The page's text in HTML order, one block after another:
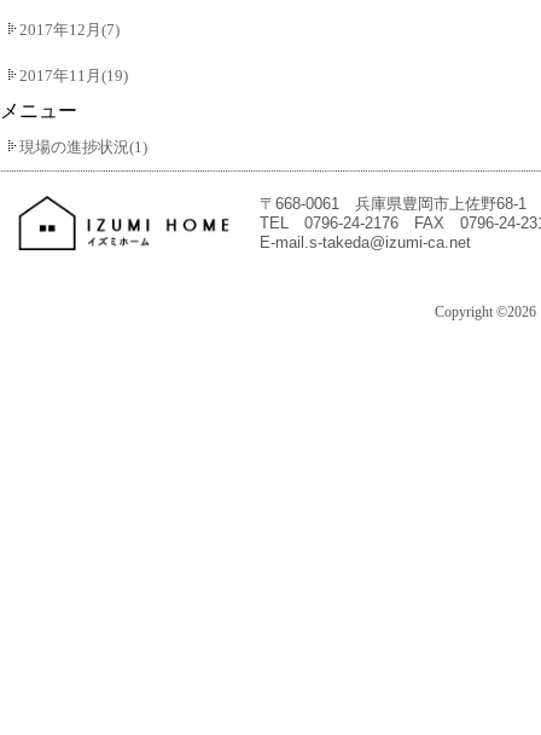
2017年12月(7)
2017年11月(19)
メニュー
現場の進捗状況(1)
〒668-0061 兵庫県豊岡市上佐野68-1
TEL 0796-24-2176 FAX 0796-24-
E-mail.s-takeda@izumi-ca.net
Copyright ©2026